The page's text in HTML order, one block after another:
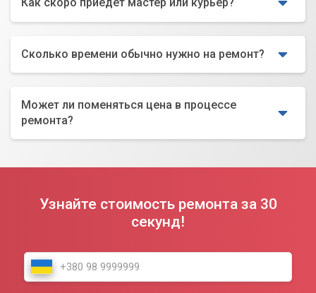
Сколько времени обычно нужно на ремонт?
Может ли поменяться цена в процессе
ремонта?
Узнайте стоимость ремонта за 30
секунд!